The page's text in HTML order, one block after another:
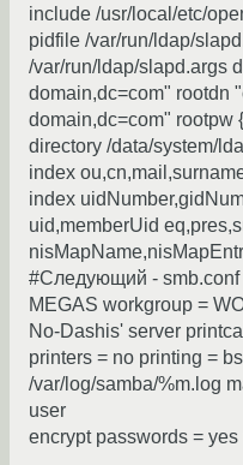
include /usr/local/etc/
pidfile /var/run/ldap/
/var/run/ldap/slapd.args
domain,dc=com" rootdn
domain,dc=com" rootpw
directory /data/system/
index
index
uid,memberUid
#Cледующий -
MEGAS workgroup =
No-Dashis' server
printers = no printing =
/var/log/samba/%m.log
user
encrypt passwords =